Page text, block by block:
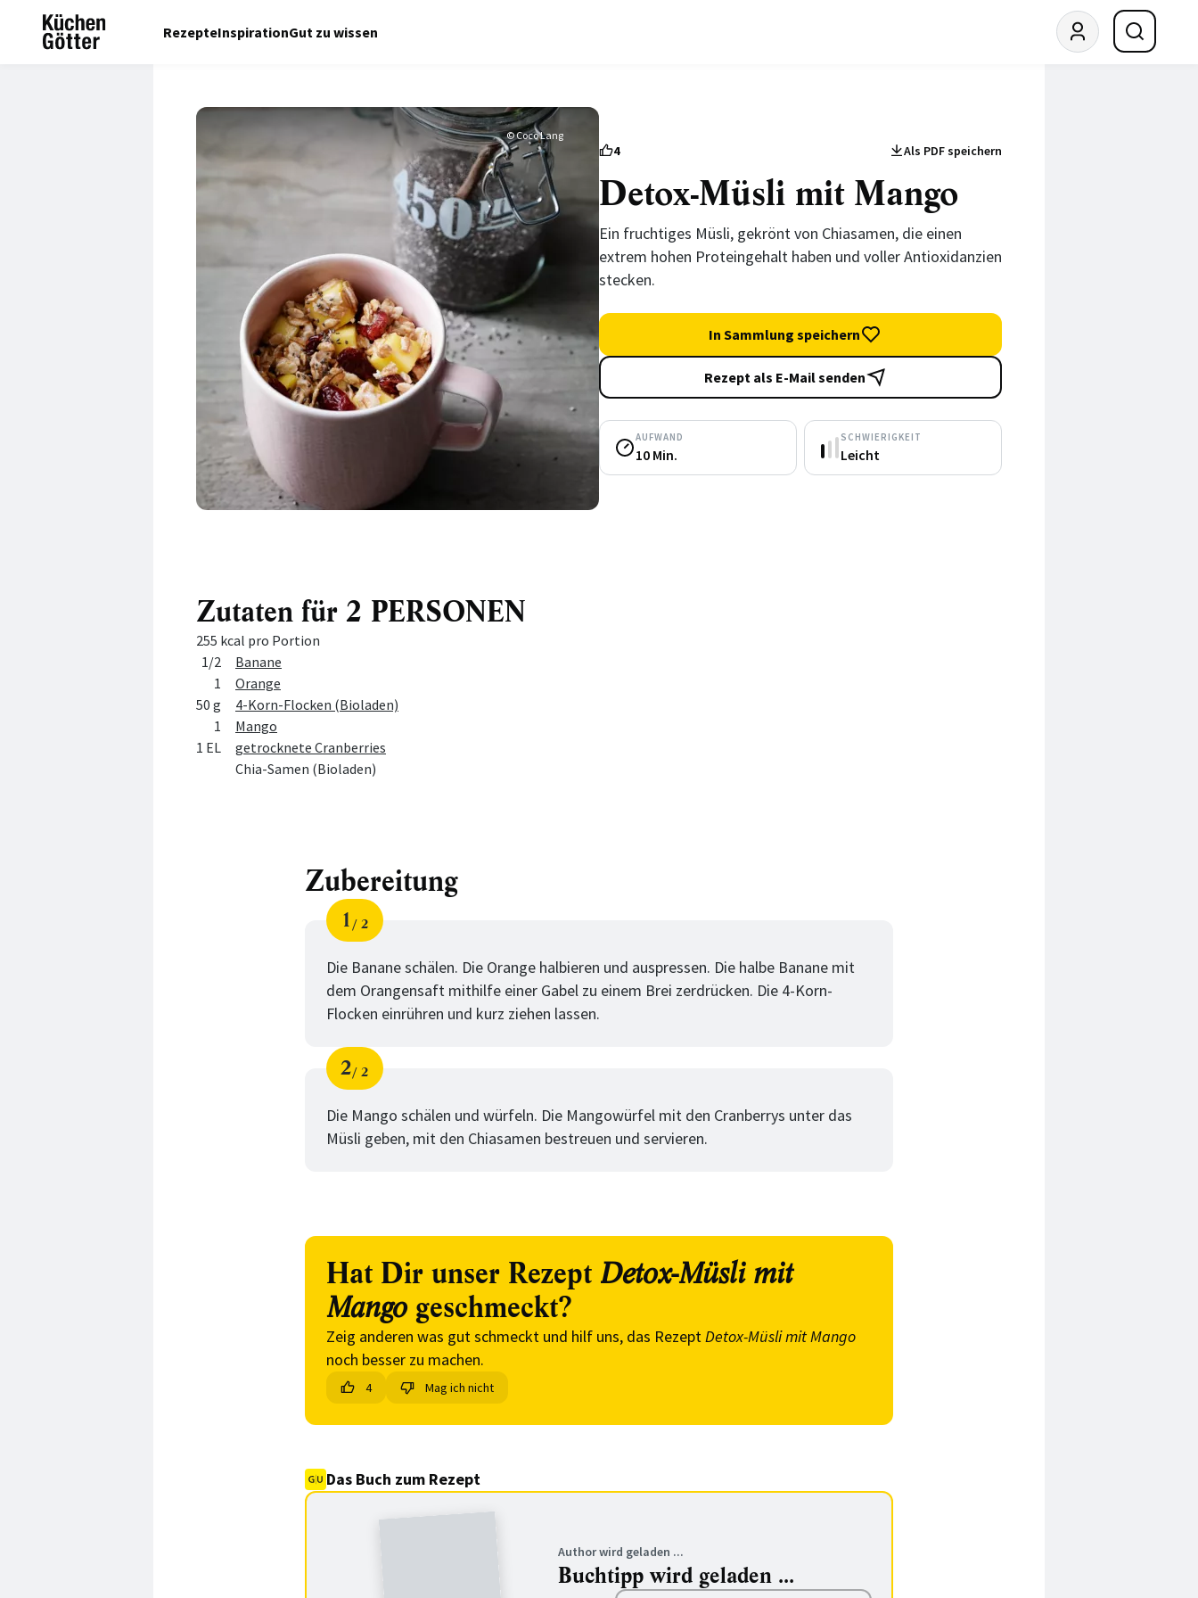
RezepteInspirationGut zu wissen
© Coco Lang
4 Als PDF speichern
Detox-Müsli mit Mango
Ein fruchtiges Müsli, gekrönt von Chiasamen, die einen
extrem hohen Proteingehalt haben und voller Antioxidanzien
stecken.
In Sammlung speichern
Rezept als E-Mail senden
AUFWAND
10 Min.
SCHWIERIGKEIT
Leicht
Zutaten für 2 PERSONEN
255 kcal pro Portion
Menge Zutat
1/2
Banane
1
Orange
50 g
4-Korn-Flocken (Bioladen)
1
Mango
1 EL
getrocknete Cranberries
Chia-Samen (Bioladen)
Zubereitung
Schritt
1
von
2
Die Banane schälen. Die Orange halbieren und auspressen. Die halbe Banane mit
dem Orangensaft mithilfe einer Gabel zu einem Brei zerdrücken. Die 4-Korn-
Flocken einrühren und kurz ziehen lassen.
Schritt
2
von
2
Die Mango schälen und würfeln. Die Mangowürfel mit den Cranberrys unter das
Müsli geben, mit den Chiasamen bestreuen und servieren.
Hat Dir unser Rezept Detox-Müsli mit
Mangogeschmeckt?
Zeig anderen was gut schmeckt und hilf uns, das RezeptDetox-Müsli mit Mango
noch besser zu machen.
4 Mag ich nicht
Das Buch zum Rezept
Author wird geladen ...
Buchtipp wird geladen ...